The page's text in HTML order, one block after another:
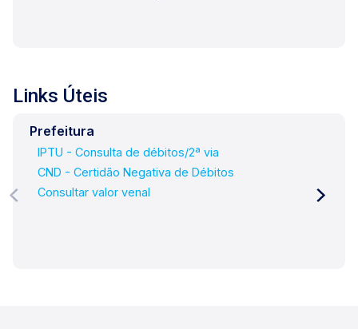
Links Úteis
Prefeitura
IPTU - Consulta de débitos/2ª via
CND - Certidão Negativa de Débitos
Consultar valor venal